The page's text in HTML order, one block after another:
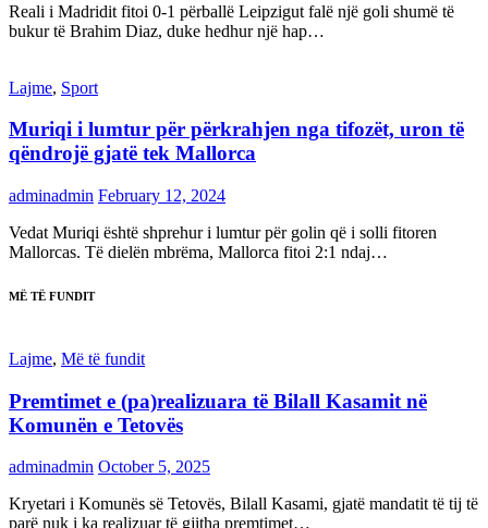
Reali i Madridit fitoi 0-1 përballë Leipzigut falë një goli shumë të
bukur të Brahim Diaz, duke hedhur një hap…
Lajme, Sport
Muriqi i lumtur për përkrahjen nga tifozët, uron të
qëndrojë gjatë tek Mallorca
adminadmin February 12, 2024
Vedat Muriqi është shprehur i lumtur për golin që i solli fitoren
Mallorcas. Të dielën mbrëma, Mallorca fitoi 2:1 ndaj…
MË TË FUNDIT
Lajme, Më të fundit
Premtimet e (pa)realizuara të Bilall Kasamit në
Komunën e Tetovës
adminadmin October 5, 2025
Kryetari i Komunës së Tetovës, Bilall Kasami, gjatë mandatit të tij të
parë nuk i ka realizuar të gjitha premtimet…